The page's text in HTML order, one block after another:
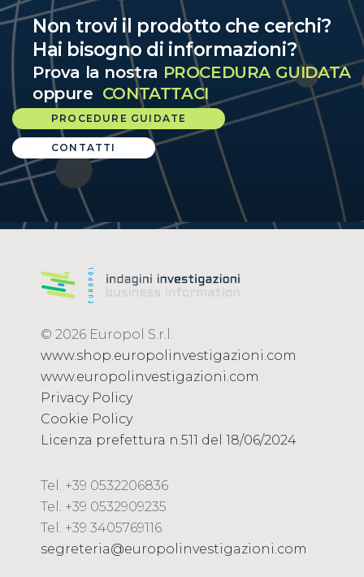
Non trovi il prodotto che cerchi?
Hai bisogno di informazioni?
Prova la nostra PROCEDURA GUIDATA
oppure CONTATTACI
PROCEDURE GUIDATE
CONTATTI
© 2026 Europol S.r.l.
www.shop.europolinvestigazioni.com
www.europolinvestigazioni.com
Privacy Policy
Cookie Policy
Licenza prefettura n.511 del 18/06/2024
Tel. +39 0532206836
Tel. +39 0532909235
Tel. +39 3405769116
segreteria@europolinvestigazioni.com